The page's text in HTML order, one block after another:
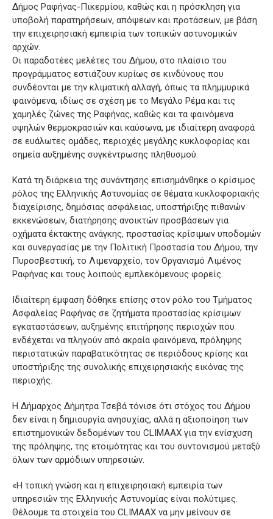
Δήμος Ραφήνας-Πικερμίου, καθώς και η πρόσκληση για
υποβολή παρατηρήσεων, απόψεων και προτάσεων, με βάση
την επιχειρησιακή εμπειρία των τοπικών αστυνομικών
αρχών.
Οι παραδοτέες μελέτες του Δήμου, στο πλαίσιο του
προγράμματος εστιάζουν κυρίως σε κινδύνους που
συνδέονται με την κλιματική αλλαγή, όπως τα πλημμυρικά
φαινόμενα, ιδίως σε σχέση με το Μεγάλο Ρέμα και τις
χαμηλές ζώνες της Ραφήνας, καθώς και τα φαινόμενα
υψηλών θερμοκρασιών και καύσωνα, με ιδιαίτερη αναφορά
σε ευάλωτες ομάδες, περιοχές μεγάλης κυκλοφορίας και
σημεία αυξημένης συγκέντρωσης πληθυσμού.
Κατά τη διάρκεια της συνάντησης επισημάνθηκε ο κρίσιμος
ρόλος της Ελληνικής Αστυνομίας σε θέματα κυκλοφοριακής
διαχείρισης, δημόσιας ασφάλειας, υποστήριξης πιθανών
εκκενώσεων, διατήρησης ανοικτών προσβάσεων για
οχήματα έκτακτης ανάγκης, προστασίας κρίσιμων υποδομών
και συνεργασίας με την Πολιτική Προστασία του Δήμου, την
Πυροσβεστική, το Λιμεναρχείο, τον Οργανισμό Λιμένος
Ραφήνας και τους λοιπούς εμπλεκόμενους φορείς.
Ιδιαίτερη έμφαση δόθηκε επίσης στον ρόλο του Τμήματος
Ασφαλείας Ραφήνας σε ζητήματα προστασίας κρίσιμων
εγκαταστάσεων, αυξημένης επιτήρησης περιοχών που
ενδέχεται να πληγούν από ακραία φαινόμενα, πρόληψης
περιστατικών παραβατικότητας σε περιόδους κρίσης και
υποστήριξης της συνολικής επιχειρησιακής εικόνας της
περιοχής.
Η Δήμαρχος Δήμητρα Τσεβά τόνισε ότι στόχος του Δήμου
δεν είναι η δημιουργία ανησυχίας, αλλά η αξιοποίηση των
επιστημονικών δεδομένων του CLIMAAX για την ενίσχυση
της πρόληψης, της ετοιμότητας και του συντονισμού μεταξύ
όλων των αρμόδιων υπηρεσιών.
«Η τοπική γνώση και η επιχειρησιακή εμπειρία των
υπηρεσιών της Ελληνικής Αστυνομίας είναι πολύτιμες.
Θέλουμε τα στοιχεία του CLIMAAX να μην μείνουν σε